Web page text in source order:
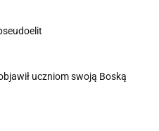
uczniom swoją Boską